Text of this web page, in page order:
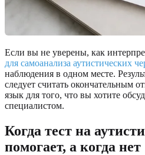
Если вы не уверены, как
для самоанализа аутистических
наблюдения в одном месте.
следует считать окончательным
язык для того, что вы хотите
специалистом.
Когда тест на
помогает, а когда нет